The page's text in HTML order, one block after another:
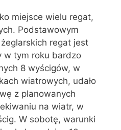
miejsce wielu regat,
Podstawowym
regat jest
w tym roku bardzo
8 wyścigów, w
wiatrowych, udało
z planowanych
na wiatr, w
W sobotę, warunki